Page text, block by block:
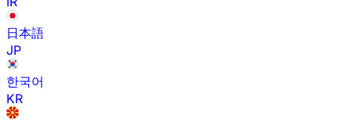
日本語
JP
한국어
KR